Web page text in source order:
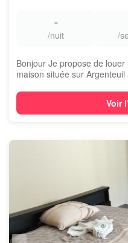
-
/nuit /
Bonjour Je propose de
maison située sur Argenteuil
Voir